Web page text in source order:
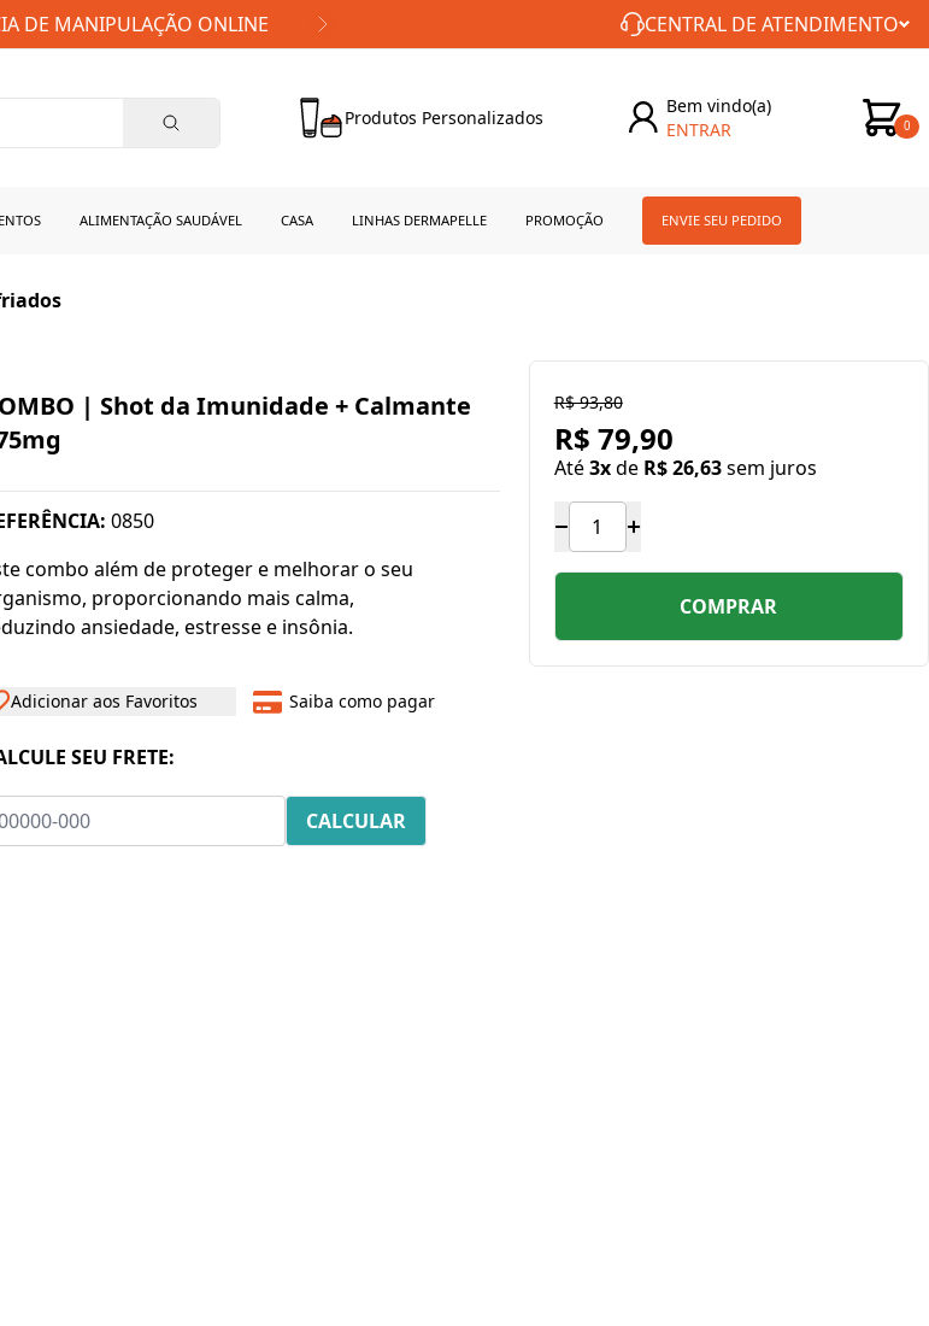
PARA TODO BRASIL! CONSTÂNCIA NO CUIDADO COM VOCÊ!
CENTRAL DE ATENDIMENTO
Produtos Personalizados
Bem vindo(a)
ENTRAR
0
ALIMENTAÇÃO SAUDÁVEL CASA LINHAS DERMAPELLE PROMOÇÃO ENVIE SEU PEDIDO
| Shot da Imunidade + Calmante
0850
combo além de proteger e melhorar o seu
proporcionando mais calma,
ansiedade, estresse e insônia.
Adicionar aos Favoritos Saiba como pagar
SEU FRETE:
R$ 93,80
R$ 79,90
Até3xde R$ 26,63sem juros
COMPRAR